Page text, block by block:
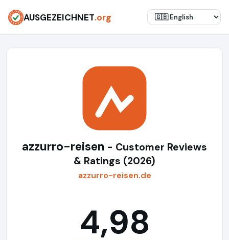
AUSGEZEICHNET.org
azzurro-reisen - Customer Reviews
& Ratings (2026)
azzurro-reisen.de
4,98